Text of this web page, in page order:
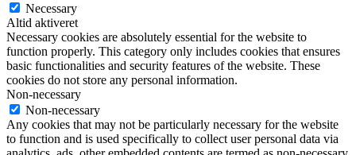
Necessary
Altid aktiveret
Necessary cookies are absolutely essential for the website to
function properly. This category only includes cookies that ensures
basic functionalities and security features of the website. These
cookies do not store any personal information.
Non-necessary
Non-necessary
Any cookies that may not be particularly necessary for the website
to function and is used specifically to collect user personal data via